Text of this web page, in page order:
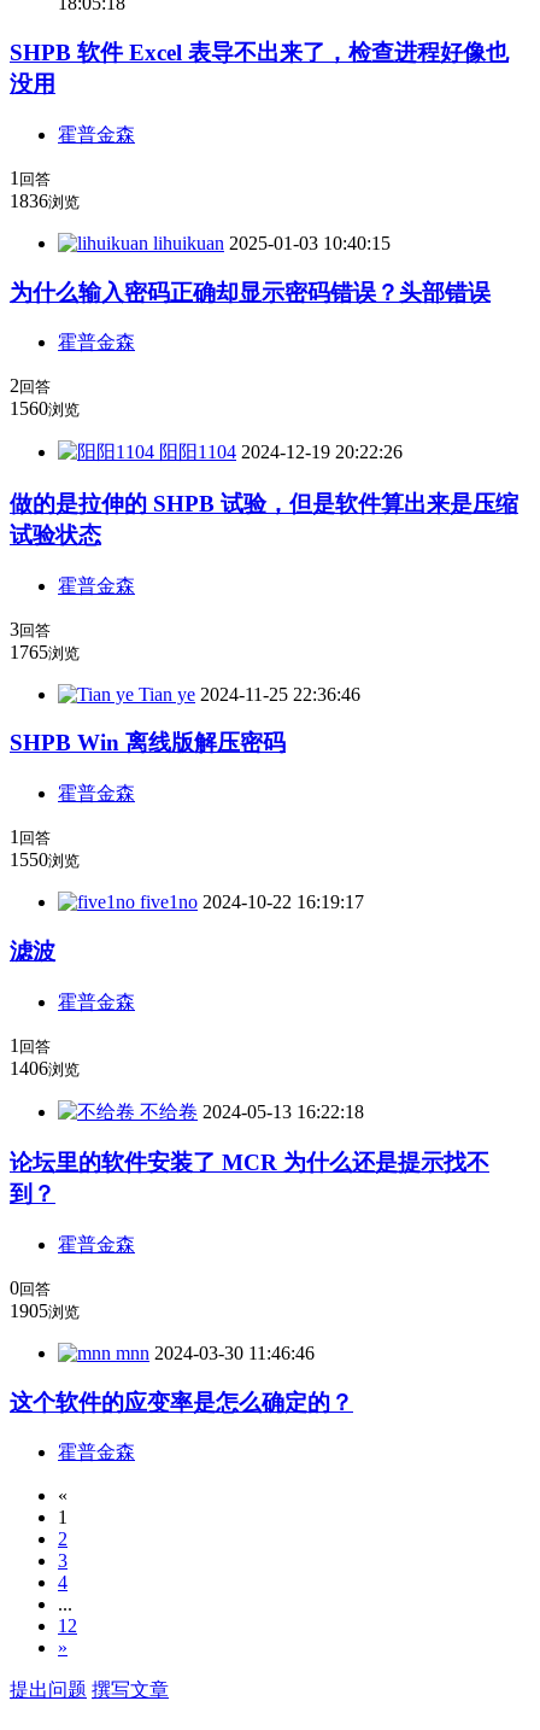
SHPB 软件 Excel 表导不出来了，检查进程好像也
没用
霍普金森
1 回答
1836浏览
lihuikuan 2025-01-03 10:40:15
为什么输入密码正确却显示密码错误？头部错误
霍普金森
2 回答
1560浏览
阳阳1104 2024-12-19 20:22:26
做的是拉伸的 SHPB 试验，但是软件算出来是压缩
试验状态
霍普金森
3回答
1765浏览
Tian ye 2024-11-25 22:36:46
SHPB Win 离线版解压密码
霍普金森
1 回答
1550浏览
five1no 2024-10-22 16:19:17
滤波
霍普金森
1 回答
1406浏览
不给卷 2024-05-13 16:22:18
论坛里的软件安装了 MCR 为什么还是提示找不
到？
霍普金森
0回答
1905浏览
mnn 2024-03-30 11:46:46
这个软件的应变率是怎么确定的？
霍普金森
«
1
2
3
4
...
12
»
提出问题 撰写文章